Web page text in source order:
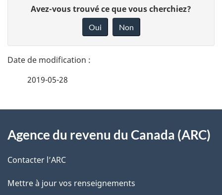
t
a
l
s
n
o
t
r
e
é
Avez-vous trouvé ce que vous cherchiez?
Oui Non
2019-05-28
propos
de
ce
Agence du revenu du Canada (ARC)
Contacter l’ARC
Mettre à jour vos renseignements